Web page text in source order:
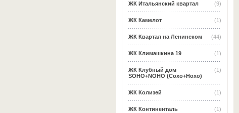
(9)
ЖК Итальянский квартал
(1)
ЖК Камелот
(44)
ЖК Квартал на Ленинском
(1)
ЖК Климашкина 19
(1)
ЖК Клубный дом
SOHO+NOHO (Сохо+Нохо)
(1)
ЖК Колизей
(1)
ЖК Континенталь